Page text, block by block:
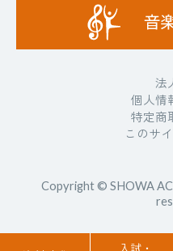
入試・
法
個人情
特定商
このサ
Copyright © SHOWA